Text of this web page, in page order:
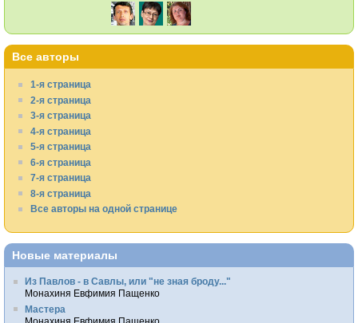
Все авторы
1-я страница
2-я страница
3-я страница
4-я страница
5-я страница
6-я страница
7-я страница
8-я страница
Все авторы на одной странице
Новые материалы
Из Павлов - в Савлы, или "не зная броду..."
Монахиня Евфимия Пащенко
Мастера
Монахиня Евфимия Пащенко